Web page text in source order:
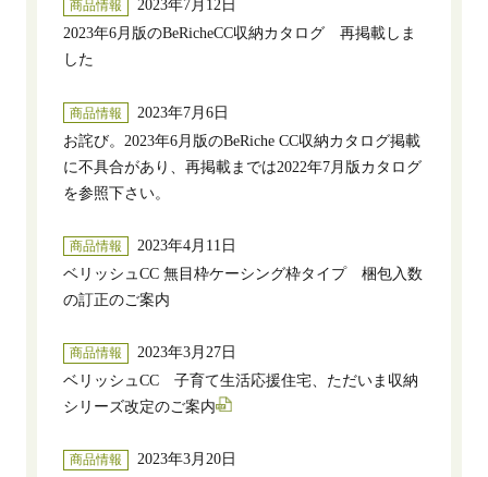
商品情報
2023年7月12日
2023年6月版のBeRicheCC収納カタログ 再掲載しま
した
商品情報
2023年7月6日
お詫び。2023年6月版のBeRiche CC収納カタログ掲載
に不具合があり、再掲載までは2022年7月版カタログ
を参照下さい。
商品情報
2023年4月11日
ベリッシュCC 無目枠ケーシング枠タイプ 梱包入数
の訂正のご案内
商品情報
2023年3月27日
ベリッシュCC 子育て生活応援住宅、ただいま収納
シリーズ改定のご案内
商品情報
2023年3月20日